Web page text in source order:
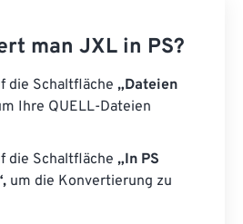
man JXL in PS?
die Schaltfläche „Dateien
Ihre QUELL-Dateien
die Schaltfläche „In PS
um die Konvertierung zu